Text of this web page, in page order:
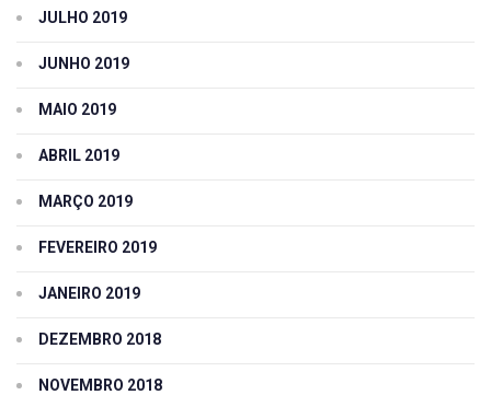
JULHO 2019
JUNHO 2019
MAIO 2019
ABRIL 2019
MARÇO 2019
FEVEREIRO 2019
JANEIRO 2019
DEZEMBRO 2018
NOVEMBRO 2018